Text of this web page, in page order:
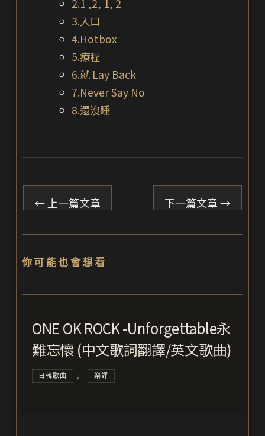
2.1 ,2, 1, 2
3.入口
4.Hotbox
5.療程
6.就 Lay Back
7.Never Say No
8.還沒睡
← 上一篇文章 下一篇文章→
你可能也會想看
ONE OK ROCK -Unforgettable永
難忘懷 (中文歌詞翻譯/英文歌曲)
日韓歌曲 , 樂評